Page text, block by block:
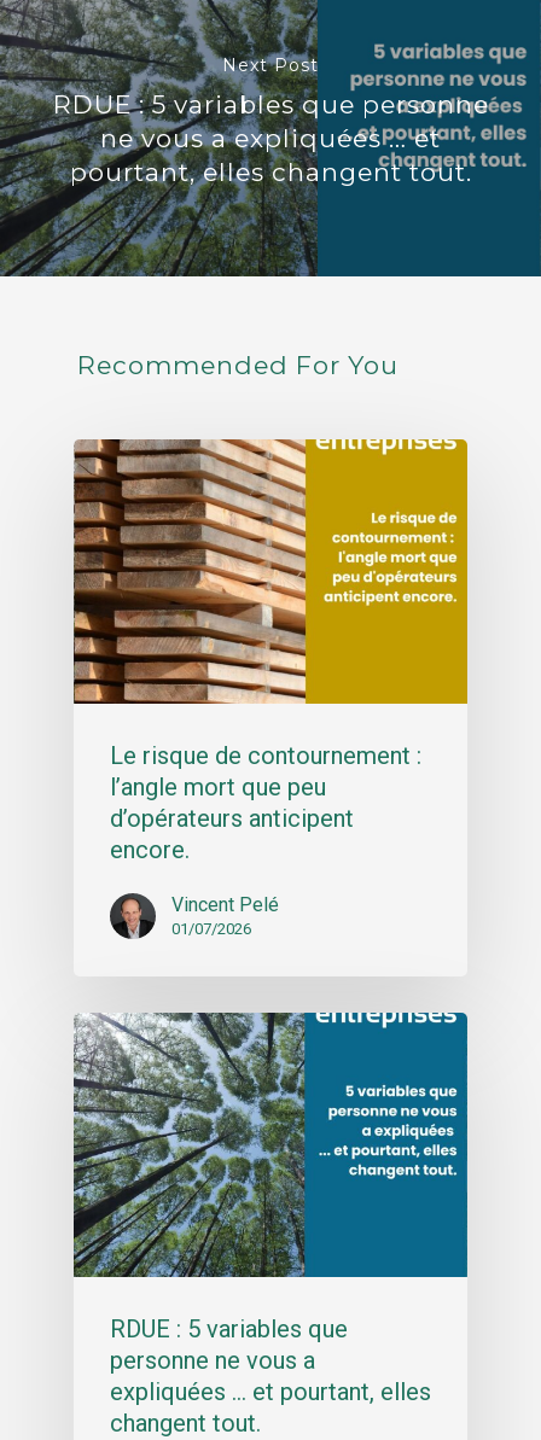
Next Post
RDUE : 5 variables que personne
ne vous a expliquées … et
pourtant, elles changent tout.
Recommended For You
Le risque de contournement :
l’angle mort que peu
d’opérateurs anticipent
encore.
Vincent Pelé
01/07/2026
RDUE : 5 variables que
personne ne vous a
expliquées … et pourtant, elles
changent tout.